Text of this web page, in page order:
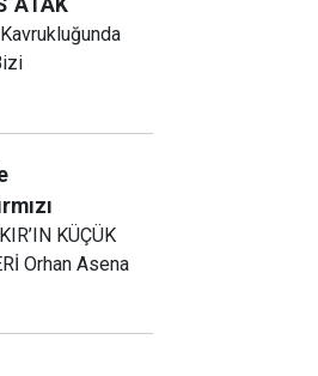
KÜÇÜK
Orhan Asena